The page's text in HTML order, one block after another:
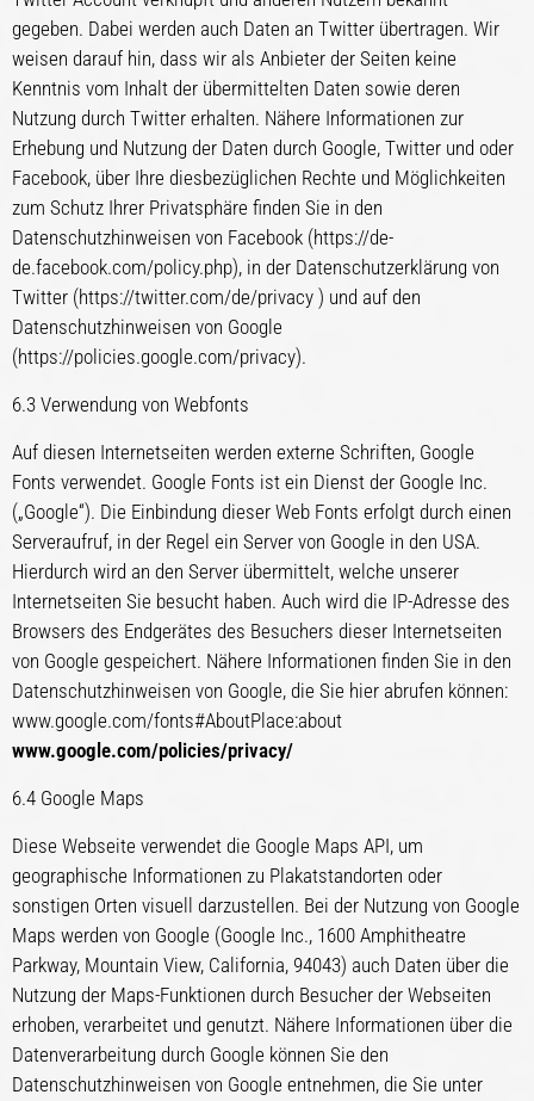
gegeben. Dabei werden auch Daten an Twitter übertragen. Wir
weisen darauf hin, dass wir als Anbieter der Seiten keine
Kenntnis vom Inhalt der übermittelten Daten sowie deren
Nutzung durch Twitter erhalten. Nähere Informationen zur
Erhebung und Nutzung der Daten durch Google, Twitter und oder
Facebook, über Ihre diesbezüglichen Rechte und Möglichkeiten
zum Schutz Ihrer Privatsphäre finden Sie in den
Datenschutzhinweisen von Facebook (https://de-
de.facebook.com/policy.php), in der Datenschutzerklärung von
Twitter (https://twitter.com/de/privacy ) und auf den
Datenschutzhinweisen von Google
(https://policies.google.com/privacy).
6.3 Verwendung von Webfonts
Auf diesen Internetseiten werden externe Schriften, Google
Fonts verwendet. Google Fonts ist ein Dienst der Google Inc.
(„Google“). Die Einbindung dieser Web Fonts erfolgt durch einen
Serveraufruf, in der Regel ein Server von Google in den USA.
Hierdurch wird an den Server übermittelt, welche unserer
Internetseiten Sie besucht haben. Auch wird die IP-Adresse des
Browsers des Endgerätes des Besuchers dieser Internetseiten
von Google gespeichert. Nähere Informationen finden Sie in den
Datenschutzhinweisen von Google, die Sie hier abrufen können:
www.google.com/fonts#AboutPlace:about
www.google.com/policies/privacy/
6.4 Google Maps
Diese Webseite verwendet die Google Maps API, um
geographische Informationen zu Plakatstandorten oder
sonstigen Orten visuell darzustellen. Bei der Nutzung von Google
Maps werden von Google (Google Inc., 1600 Amphitheatre
Parkway, Mountain View, California, 94043) auch Daten über die
Nutzung der Maps-Funktionen durch Besucher der Webseiten
erhoben, verarbeitet und genutzt. Nähere Informationen über die
Datenverarbeitung durch Google können Sie den
Datenschutzhinweisen von Google entnehmen, die Sie unter